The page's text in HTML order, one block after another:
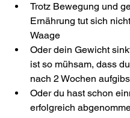
Trotz Bewegung und
Ernährung tut sich
Waage
Oder dein Gewicht
ist so mühsam, dass
nach 2 Wochen
Oder du hast schon
erfolgreich